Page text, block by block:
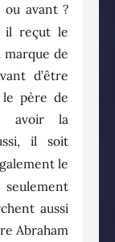
ou avant ?
il reçut le
de
d’être
père de
avoir la
il soit
le
seulement
aussi
Abraham